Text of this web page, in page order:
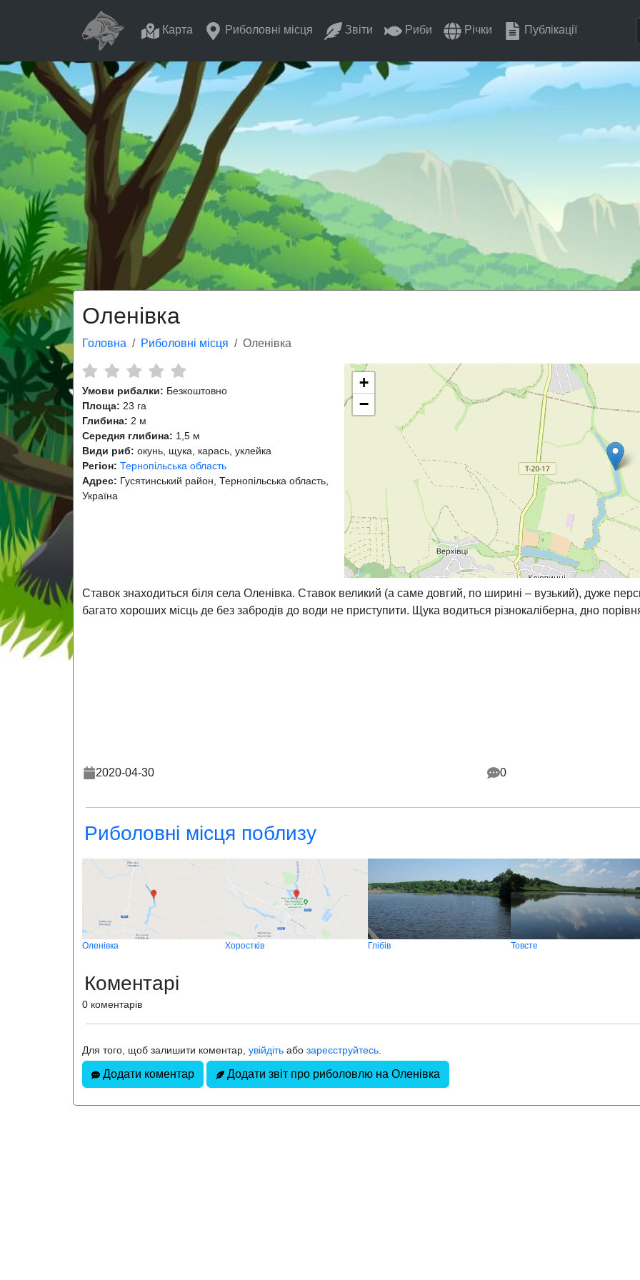
Карта Риболовні місця Звіти Риби Річки Публікації
Оленівка
Головна Риболовні місця Оленівка
Умови рибалки: Безкоштовно
Площа: 23 га
Глибина: 2 м
Середня глибина: 1,5 м
Види риб: окунь, щука, карась, уклейка
Регіон: Тернопільська область
Адрес: Гусятинський район, Тернопільська область,
Україна
+
−
Ставок знаходиться біля села Оленівка. Ставок великий (а саме довгий, по ширині – вузький), дуже
багато хороших місць де без забродів до води не приступити. Щука водиться різнокаліберна, дно
2020-04-30 0
Риболовні місця поблизу
Оленівка Хоростків Глібів Товсте
Коментарі
0 коментарів
Для того, щоб залишити коментар, увійдіть або зареєструйтесь
Додати коментар Додати звіт про риболовлю на Оленівка